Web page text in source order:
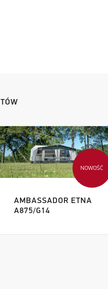
NOWOŚĆ
AMBASSADOR ETNA
A875/G14